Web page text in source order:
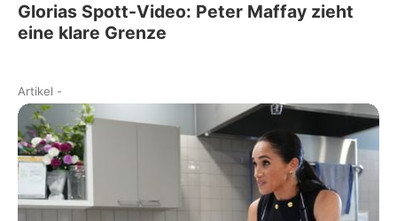
Glorias Spott-Video: Peter Maffay zieht
eine klare Grenze
Artikel -